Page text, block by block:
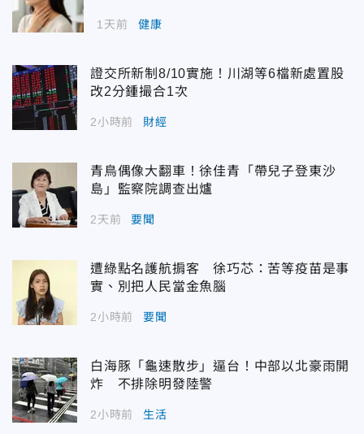
1天前 健康
證交所新制8/10實施！川湖等6檔新處置股
改2分鍾撮合1次
2小時前 財經
青鳥偶像大翻車！徐佳青「帶兒子登東沙
島」監察院調查出爐
2天前 要聞
遭綠點名護航掮客 徐巧芯：苦等疫苗是事
實、別把人民當金魚腦
2小時前 要聞
白海豚「龜速散步」逼台！中部以北豪雨開
炸 不排除明發陸警
2小時前 生活